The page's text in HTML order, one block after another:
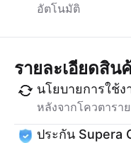
อัตโนมัติ
รายละเอียดสิน
นโยบายการใช้
หลังจากโควตารา
ประกัน Supera